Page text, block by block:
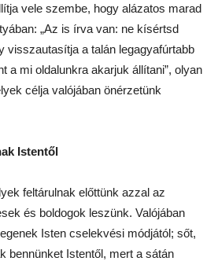
vele szembe, hogy alázatos marad
„Az is írva van: ne kísértsd
visszautasítja a talán legagyafúrtabb
a mi oldalunkra akarjuk állítani”, olyan
célja valójában önérzetünk
Istentől
feltárulnak előttünk azzal az
és boldogok leszünk. Valójában
Isten cselekvési módjától; sőt,
bennünket Istentől, mert a sátán